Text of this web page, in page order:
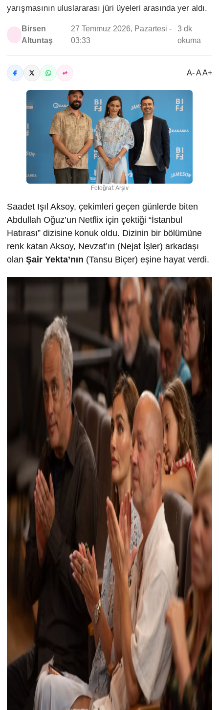
yarışmasının uluslararası jüri üyeleri arasında yer aldı.
Birsen
Altuntaş
27 Temmuz 2026, Pazartesi -
03:33
3 dk
okuma
A- A A+
Fotoğraf: Arşiv
Saadet Işıl Aksoy, çekimleri geçen günlerde biten
Abdullah Oğuz’un Netflix için çektiği “İstanbul
Hatırası” dizisine konuk oldu. Dizinin bir bölümüne
renk katan Aksoy, Nevzat’ın (Nejat İşler) arkadaşı
olan Şair Yekta’nın (Tansu Biçer) eşine hayat verdi.